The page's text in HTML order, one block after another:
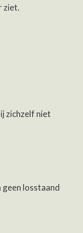
ziet.
zichzelf niet
losstaand